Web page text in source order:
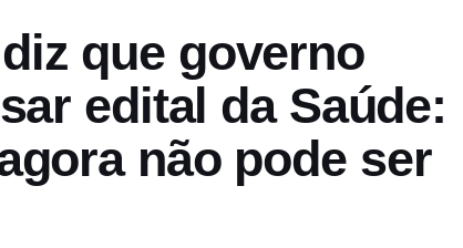
que governo
edital da Saúde:
não pode ser